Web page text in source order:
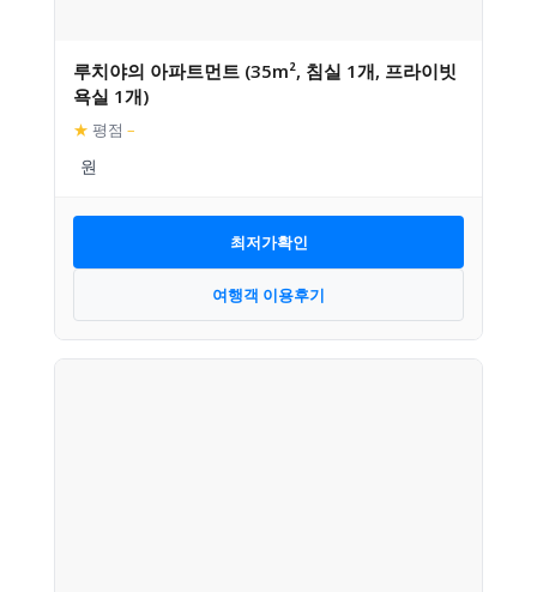
루치야의 아파트먼트 (35m², 침실 1개, 프라이빗
욕실 1개)
★ 평점 –
최저가확인
여행객 이용후기